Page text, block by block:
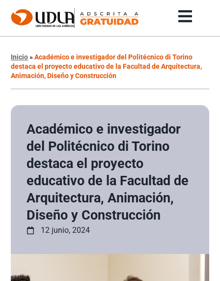
Inicio»Académico e investigador del Politécnico di Torino
destaca el proyecto educativo de la Facultad de Arquitectura,
Animación, Diseño y Construcción
Académico e investigador
del Politécnico di Torino
destaca el proyecto
educativo de la Facultad de
Arquitectura, Animación,
Diseño y Construcción
12 junio, 2024